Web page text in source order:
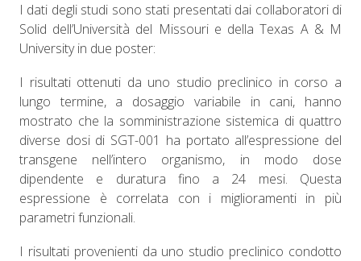
I dati degli studi sono stati presentati dai collaboratori di
Solid dell’Università del Missouri e della Texas A & M
University in due poster:
I risultati ottenuti da uno studio preclinico in corso a
lungo termine, a dosaggio variabile in cani, hanno
mostrato che la somministrazione sistemica di quattro
diverse dosi di SGT-001 ha portato all’espressione del
transgene nell’intero organismo, in modo dose
dipendente e duratura fino a 24 mesi. Questa
espressione è correlata con i miglioramenti in più
parametri funzionali.
I risultati provenienti da uno studio preclinico condotto